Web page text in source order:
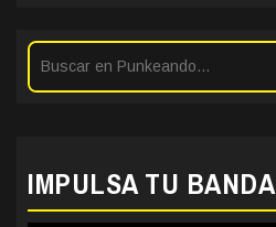
IMPULSA TU BANDA